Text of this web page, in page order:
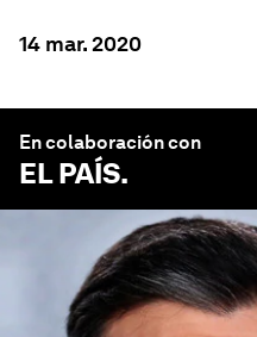
14 mar. 2020
En colaboración con
EL PAÍS.